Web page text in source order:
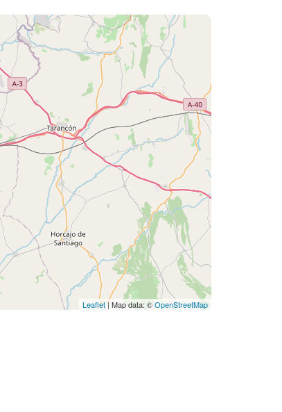
Leaflet| Map data: ©OpenStreetMap